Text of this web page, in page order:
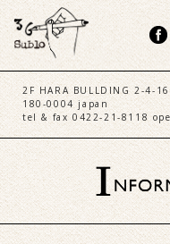
2F HARA BULLDING 2-4-
180-0004 japan
tel & fax 0422-21-8118